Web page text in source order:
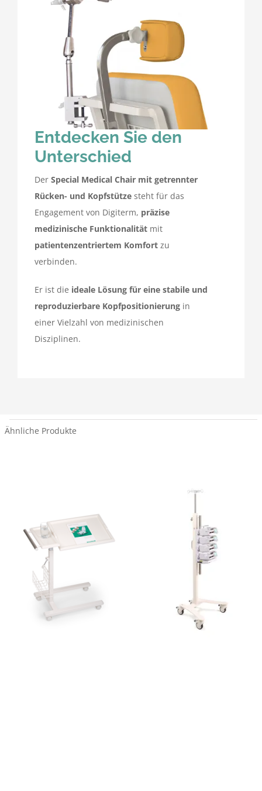
Entdecken Sie den
Unterschied
Der Special Medical Chair mit getrennter
Rücken- und Kopfstützesteht für das
Engagement von Digiterm, präzise
medizinische Funktionalitätmit
patientenzentriertem Komfortzu
verbinden.
Er ist die ideale Lösung für eine stabile und
reproduzierbare Kopfpositionierungin
einer Vielzahl von medizinischen
Disziplinen.
Ähnliche Produkte
Unterstützungseinheiten
Comfort-T1
Klinische